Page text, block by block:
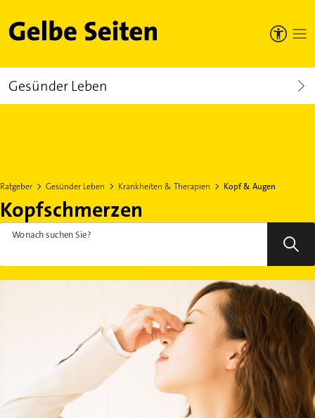
Gelbe Seiten
Gesünder Leben
Ratgeber Gesünder Leben Krankheiten & Therapien Kopf & Augen
Kopfschmerzen
Wonach suchen Sie?